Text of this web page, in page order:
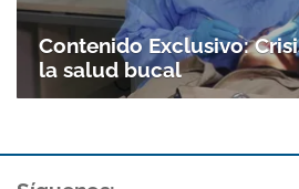
Contenido Exclusivo:
la salud bucal